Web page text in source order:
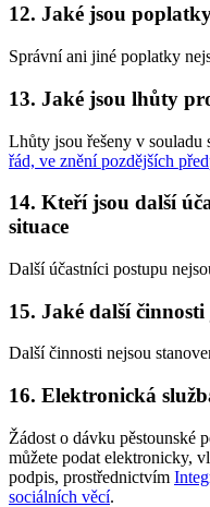
12. Jaké jsou
Správní ani jiné poplatky
13. Jaké jsou lhůty
Lhůty jsou řešeny v souladu
řád, ve znění pozdějších
14. Kteří jsou další
situace
Další účastníci postupu
15. Jaké další
Další činnosti nejsou
16. Elektronická
Žádost o dávku pěstounské
můžete podat elektronicky,
podpis, prostřednictvím
sociálních věcí.